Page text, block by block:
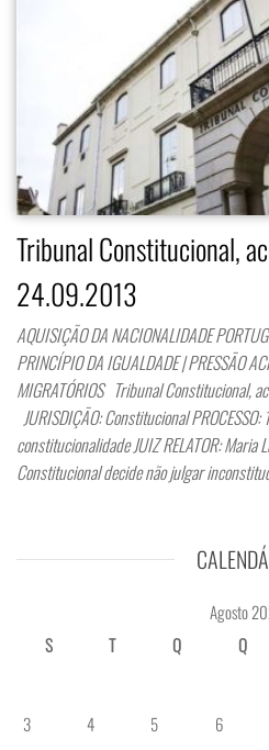
Tribunal Constitucional,
24.09.2013
AQUISIÇÃO DA NACIONALIDADE
PRINCÍPIO DA IGUALDADE | PRESSÃO
MIGRATÓRIOS Tribunal
JURISDIÇÃO: Constitucional
constitucionalidade JUIZ RELATOR: Maria
Constitucional decide não julgar
Agosto
S
T Q Q
3
4 5 6